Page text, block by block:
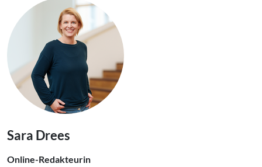
Sara Drees
Online-Redakteurin